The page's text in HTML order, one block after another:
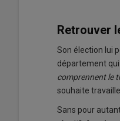
Retrouver
Son élection lui
département
comprennent le
souhaite
Sans pour